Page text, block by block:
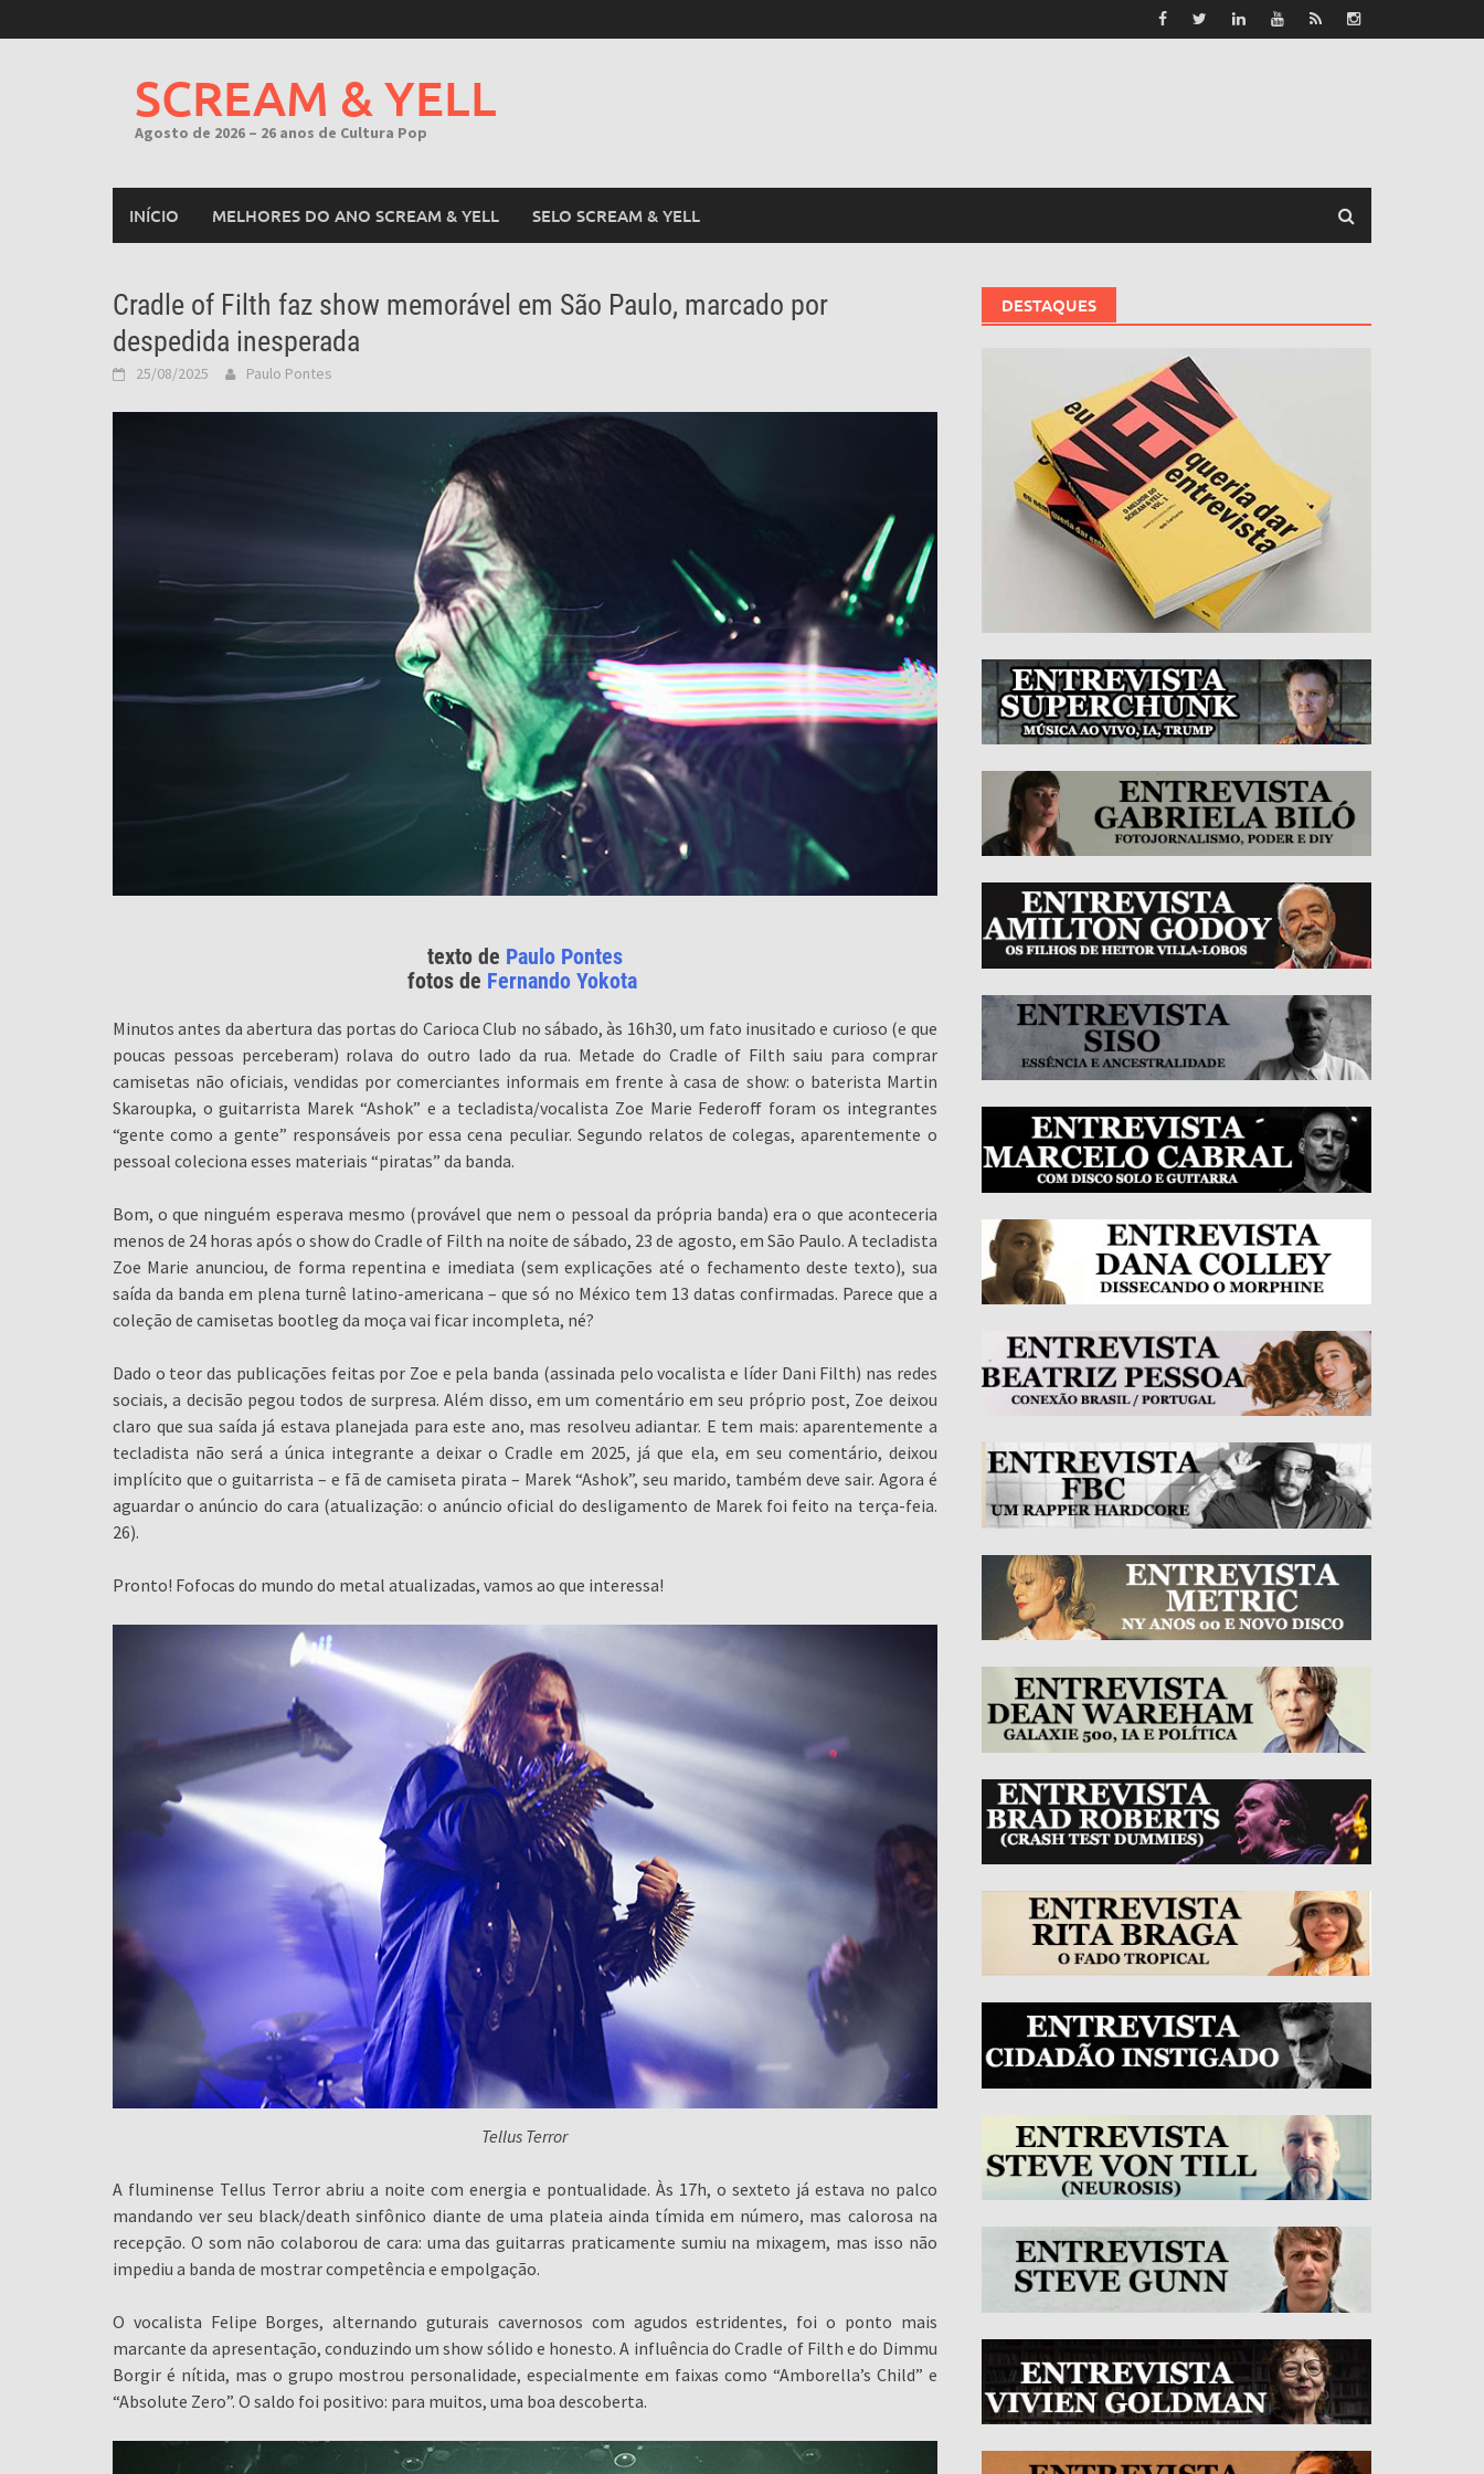
to
SCREAM & YELL
Agosto de 2026 – 26 anos de Cultura Pop
INÍCIO MELHORES DO ANO SCREAM & YELL SELO SCREAM & YELL
Cradle of Filth faz show memorável em São Paulo, marcado por
despedida inesperada
25/08/2025 Paulo Pontes
texto de Paulo Pontes
fotos de Fernando Yokota
Minutos antes da abertura das portas do Carioca Club no sábado, às 16h30, um fato inusitado e curioso (e que
poucas pessoas perceberam) rolava do outro lado da rua. Metade do Cradle of Filth saiu para comprar
camisetas não oficiais, vendidas por comerciantes informais em frente à casa de show: o baterista Martin
Skaroupka, o guitarrista Marek “Ashok” e a tecladista/vocalista Zoe Marie Federoff foram os integrantes
“gente como a gente” responsáveis por essa cena peculiar. Segundo relatos de colegas, aparentemente o
pessoal coleciona esses materiais “piratas” da banda.
Bom, o que ninguém esperava mesmo (provável que nem o pessoal da própria banda) era o que aconteceria
menos de 24 horas após o show do Cradle of Filth na noite de sábado, 23 de agosto, em São Paulo. A tecladista
Zoe Marie anunciou, de forma repentina e imediata (sem explicações até o fechamento deste texto), sua
saída da banda em plena turnê latino-americana – que só no México tem 13 datas confirmadas. Parece que a
coleção de camisetas bootleg da moça vai ficar incompleta, né?
Dado o teor das publicações feitas por Zoe e pela banda (assinada pelo vocalista e líder Dani Filth) nas redes
sociais, a decisão pegou todos de surpresa. Além disso, em um comentário em seu próprio post, Zoe deixou
claro que sua saída já estava planejada para este ano, mas resolveu adiantar. E tem mais: aparentemente a
tecladista não será a única integrante a deixar o Cradle em 2025, já que ela, em seu comentário, deixou
implícito que o guitarrista – e fã de camiseta pirata – Marek “Ashok”, seu marido, também deve sair. Agora é
aguardar o anúncio do cara (atualização: o anúncio oficial do desligamento de Marek foi feito na terça-feia.
26).
Pronto! Fofocas do mundo do metal atualizadas, vamos ao que interessa!
Tellus Terror
A fluminense Tellus Terror abriu a noite com energia e pontualidade. Às 17h, o sexteto já estava no palco
mandando ver seu black/death sinfônico diante de uma plateia ainda tímida em número, mas calorosa na
recepção. O som não colaborou de cara: uma das guitarras praticamente sumiu na mixagem, mas isso não
impediu a banda de mostrar competência e empolgação.
O vocalista Felipe Borges, alternando guturais cavernosos com agudos estridentes, foi o ponto mais
marcante da apresentação, conduzindo um show sólido e honesto. A influência do Cradle of Filth e do Dimmu
Borgir é nítida, mas o grupo mostrou personalidade, especialmente em faixas como “Amborella’s Child” e
“Absolute Zero”. O saldo foi positivo: para muitos, uma boa descoberta.
DESTAQUES